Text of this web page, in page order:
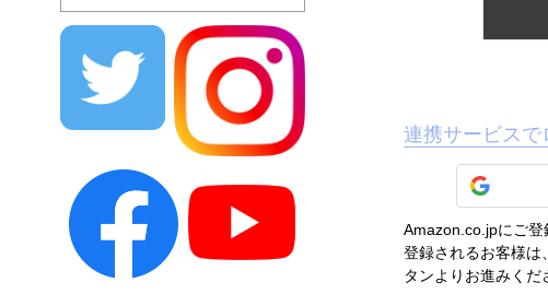
連携サービス
Amazon.co.jpにご登
登録されるお客様は
タンよりお進みくだ